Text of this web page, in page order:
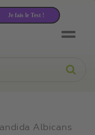
Albicans
Je fais le Test !